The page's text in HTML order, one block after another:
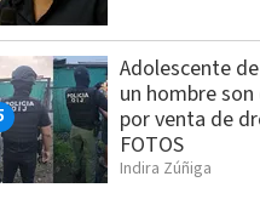
Adolescente
un hombre
por venta de
FOTOS
Indira Zúñiga